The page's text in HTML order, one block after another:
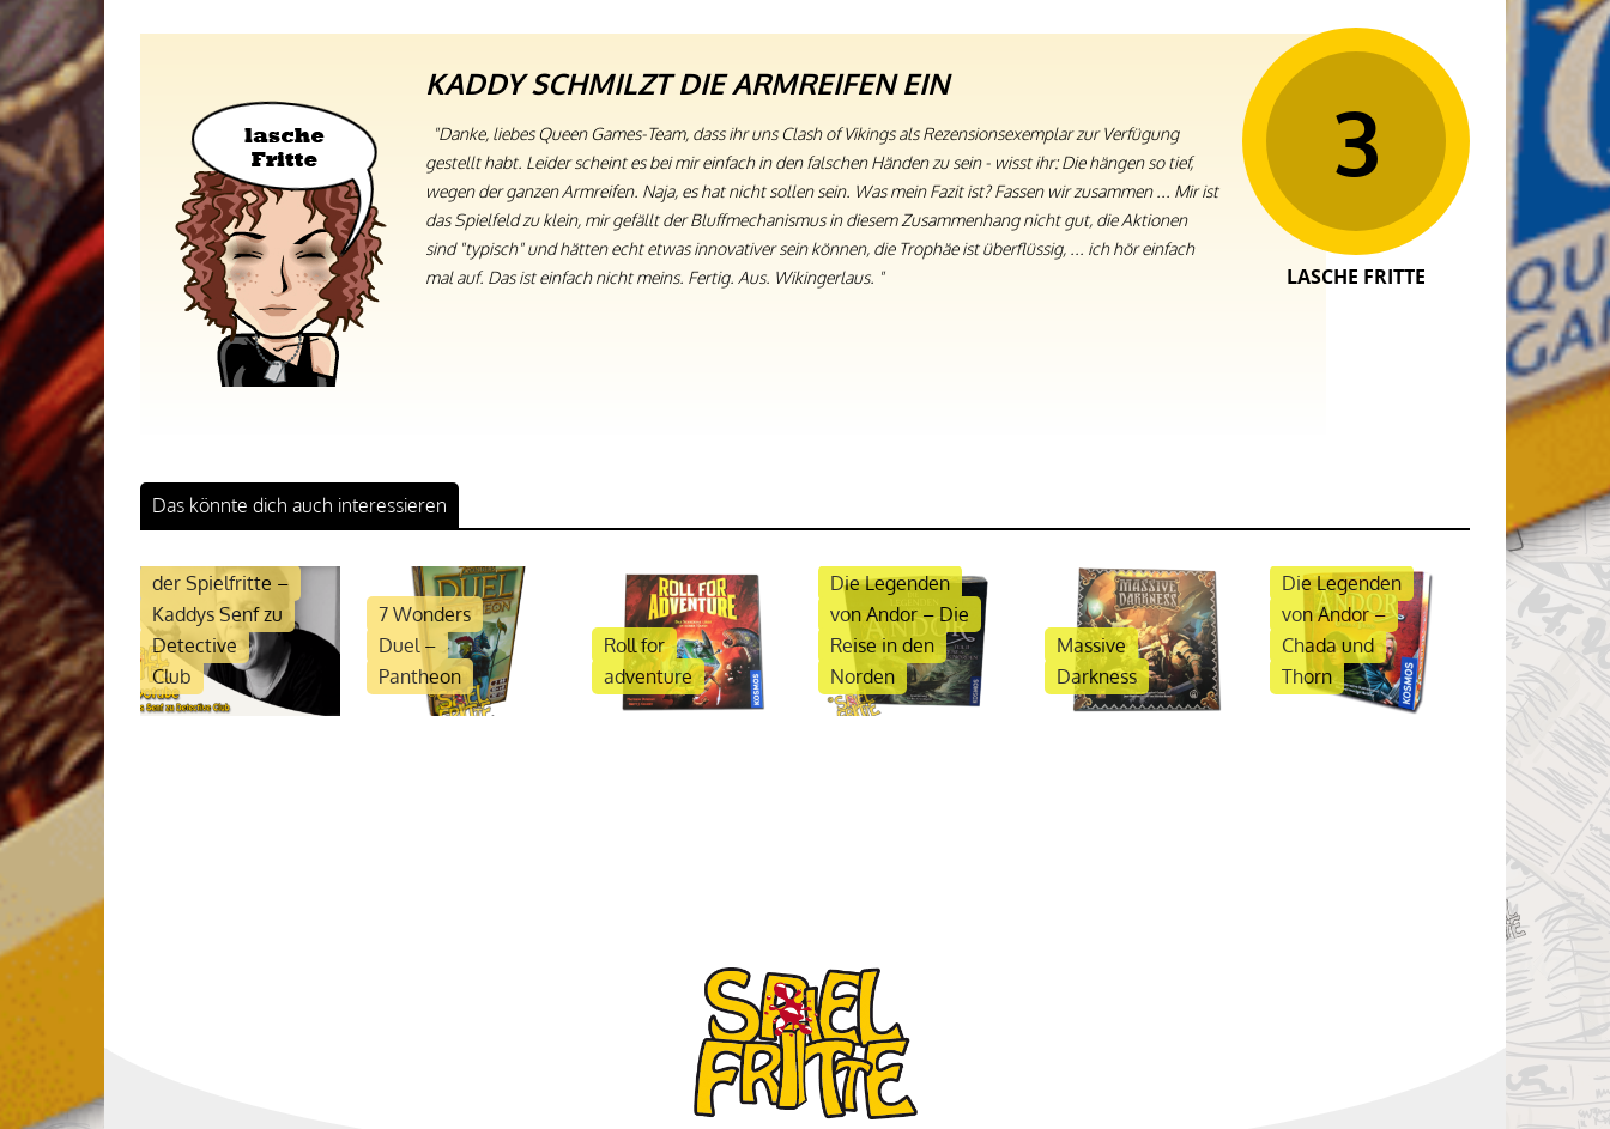
KADDY SCHMILZT DIE ARMREIFEN EIN
"Danke, liebes Queen Games-Team, dass ihr uns Clash of Vikings als Rezensionsexemplar zur Verfügung
gestellt habt. Leider scheint es bei mir einfach in den falschen Händen zu sein - wisst ihr: Die hängen so tief,
wegen der ganzen Armreifen. Naja, es hat nicht sollen sein. Was mein Fazit ist? Fassen wir zusammen ... Mir ist
das Spielfeld zu klein, mir gefällt der Bluffmechanismus in diesem Zusammenhang nicht gut, die Aktionen
sind "typisch" und hätten echt etwas innovativer sein können, die Trophäe ist überflüssig, ... ich hör einfach
mal auf. Das ist einfach nicht meins. Fertig. Aus. Wikingerlaus. "
3
LASCHE FRITTE
Das könnte dich auch interessieren
der Spielfritte –
Kaddys Senf zu
Detective
Club
7 Wonders
Duel –
Pantheon
Roll for
adventure
Die Legenden
von Andor – Die
Reise in den
Norden
Massive
Darkness
Die Legenden
von Andor –
Chada und
Thorn